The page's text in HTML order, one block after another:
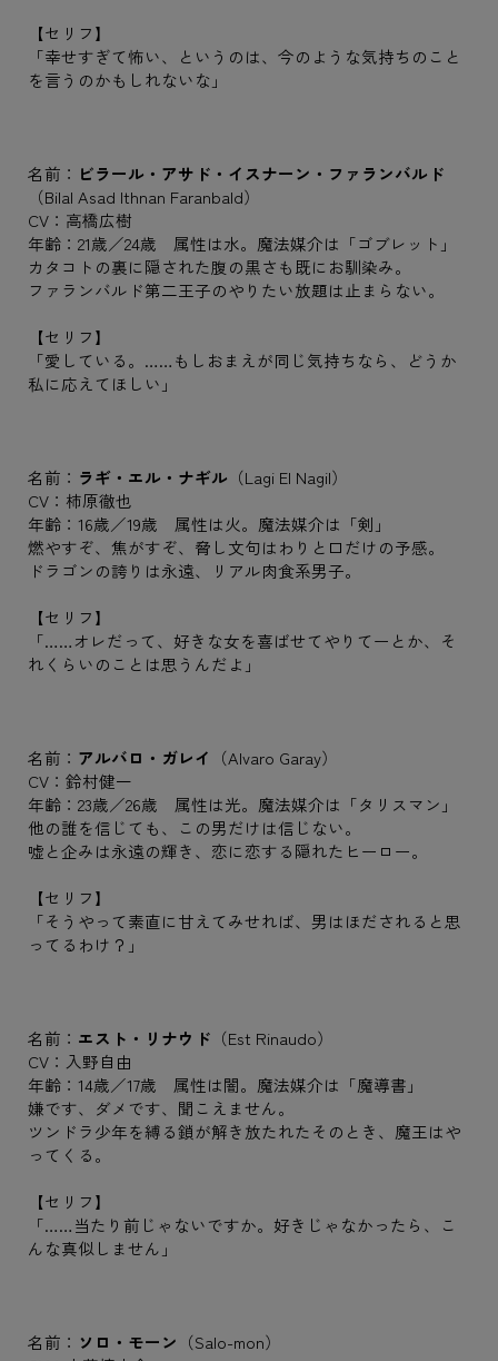
【セリフ】
「幸せすぎて怖い、というのは、今のような気持ちのこと
を言うのかもしれないな」
名前： ビラール・アサド・イスナーン・ファランバルド
（Bilal Asad Ithnan Faranbald）
CV：高橋広樹
年齢：21歳／24歳 属性は水。魔法媒介は「ゴブレット」
カタコトの裏に隠された腹の黒さも既にお馴染み。
ファランバルド第二王子のやりたい放題は止まらない。
【セリフ】
「愛している。……もしおまえが同じ気持ちなら、どうか
私に応えてほしい」
名前： ラギ・エル・ナギル （Lagi El Nagil）
CV：柿原徹也
年齢：16歳／19歳 属性は火。魔法媒介は「剣」
燃やすぞ、焦がすぞ、脅し文句はわりと口だけの予感。
ドラゴンの誇りは永遠、リアル肉食系男子。
【セリフ】
「……オレだって、好きな女を喜ばせてやりてーとか、そ
れくらいのことは思うんだよ」
名前： アルバロ・ガレイ
（Alvaro Garay）
CV：鈴村健一
年齢：23歳／26歳 属性は光。魔法媒介は「タリスマン」
他の誰を信じても、この男だけは信じない。
嘘と企みは永遠の輝き、恋に恋する隠れたヒーロー。
【セリフ】
「そうやって素直に甘えてみせれば、男はほだされると思
ってるわけ？」
名前： エスト・リナウド （Est Rinaudo）
CV：入野自由
年齢：14歳／17歳 属性は闇。魔法媒介は「魔導書」
嫌です、ダメです、聞こえません。
ツンドラ少年を縛る鎖が解き放たれたそのとき、魔王はや
ってくる。
【セリフ】
「……当たり前じゃないですか。好きじゃなかったら、こ
んな真似しません」
名前： ソロ・モーン （Salo-mon）